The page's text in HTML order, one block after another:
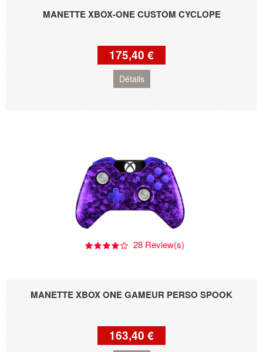
MANETTE XBOX-ONE CUSTOM CYCLOPE
175,40 €
Détails
MANETTE XBOX ONE GAMEUR PERSO SPOOK
28 Review(s)
163,40 €